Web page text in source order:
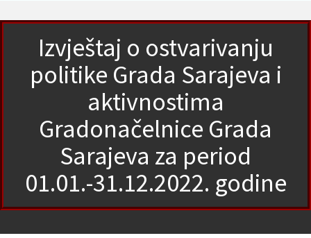
Izvještaj o ostvarivanju
politike Grada Sarajeva i
aktivnostima
Gradonačelnice Grada
Sarajeva za period
01.01.-31.12.2022. godine